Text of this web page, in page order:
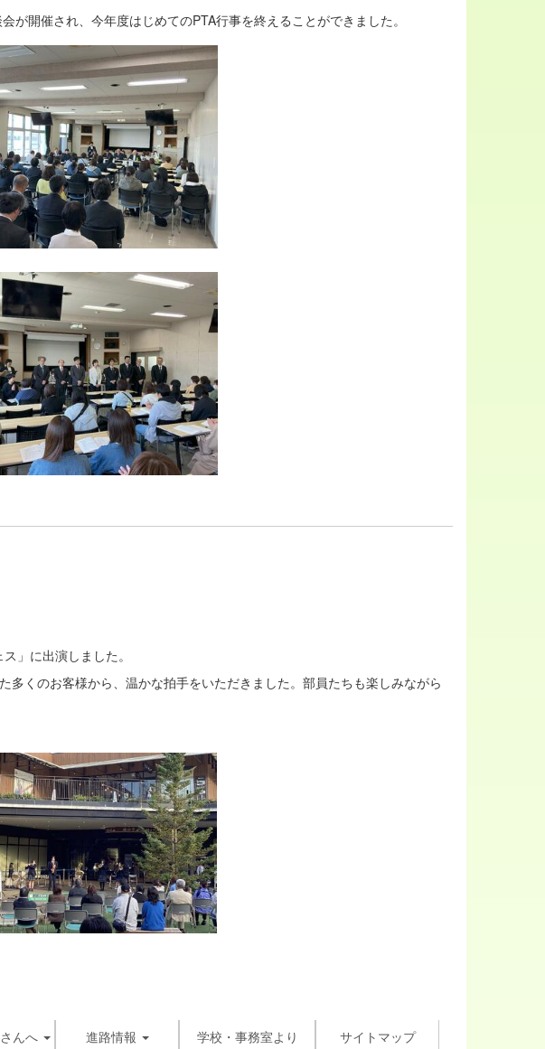
開催され、今年度はじめてのPTA行事を終えることができました。
」に出演しました。
くのお客様から、温かな拍手をいただきました。部員たちも楽しみながら
んへ 進路情報 学校・事務室より サイトマップ